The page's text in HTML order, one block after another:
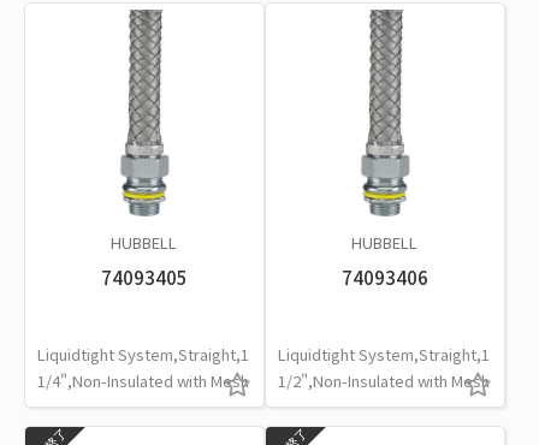
HUBBELL
74093405
Liquidtight System,Straight,1
1/4",Non-Insulated with Mesh
HUBBELL
74093406
Liquidtight System,Straight,1
1/2",Non-Insulated with Mesh